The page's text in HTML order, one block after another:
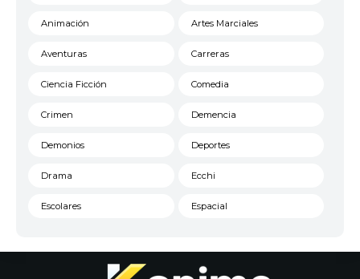
Animación Artes Marciales
Aventuras Carreras
Ciencia Ficción Comedia
Crimen Demencia
Demonios Deportes
Drama Ecchi
Escolares Espacial
Historico